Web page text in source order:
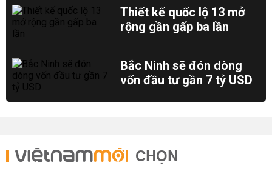
Thiết kế quốc lộ 13 mở
rộng gần gấp ba lần
Bắc Ninh sẽ đón dòng
vốn đầu tư gần 7 tỷ USD
CHỌN